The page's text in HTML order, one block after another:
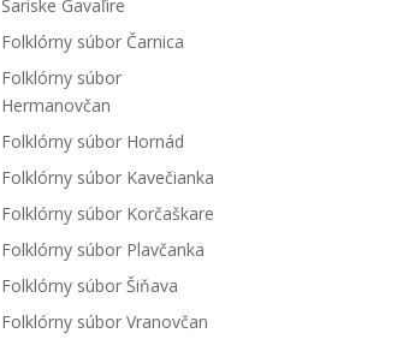
Šariske Gavaľire
Folklórny súbor Čarnica
Folklórny súbor
Hermanovčan
Folklórny súbor Hornád
Folklórny súbor Kavečianka
Folklórny súbor Korčaškare
Folklórny súbor Plavčanka
Folklórny súbor Šiňava
Folklórny súbor Vranovčan